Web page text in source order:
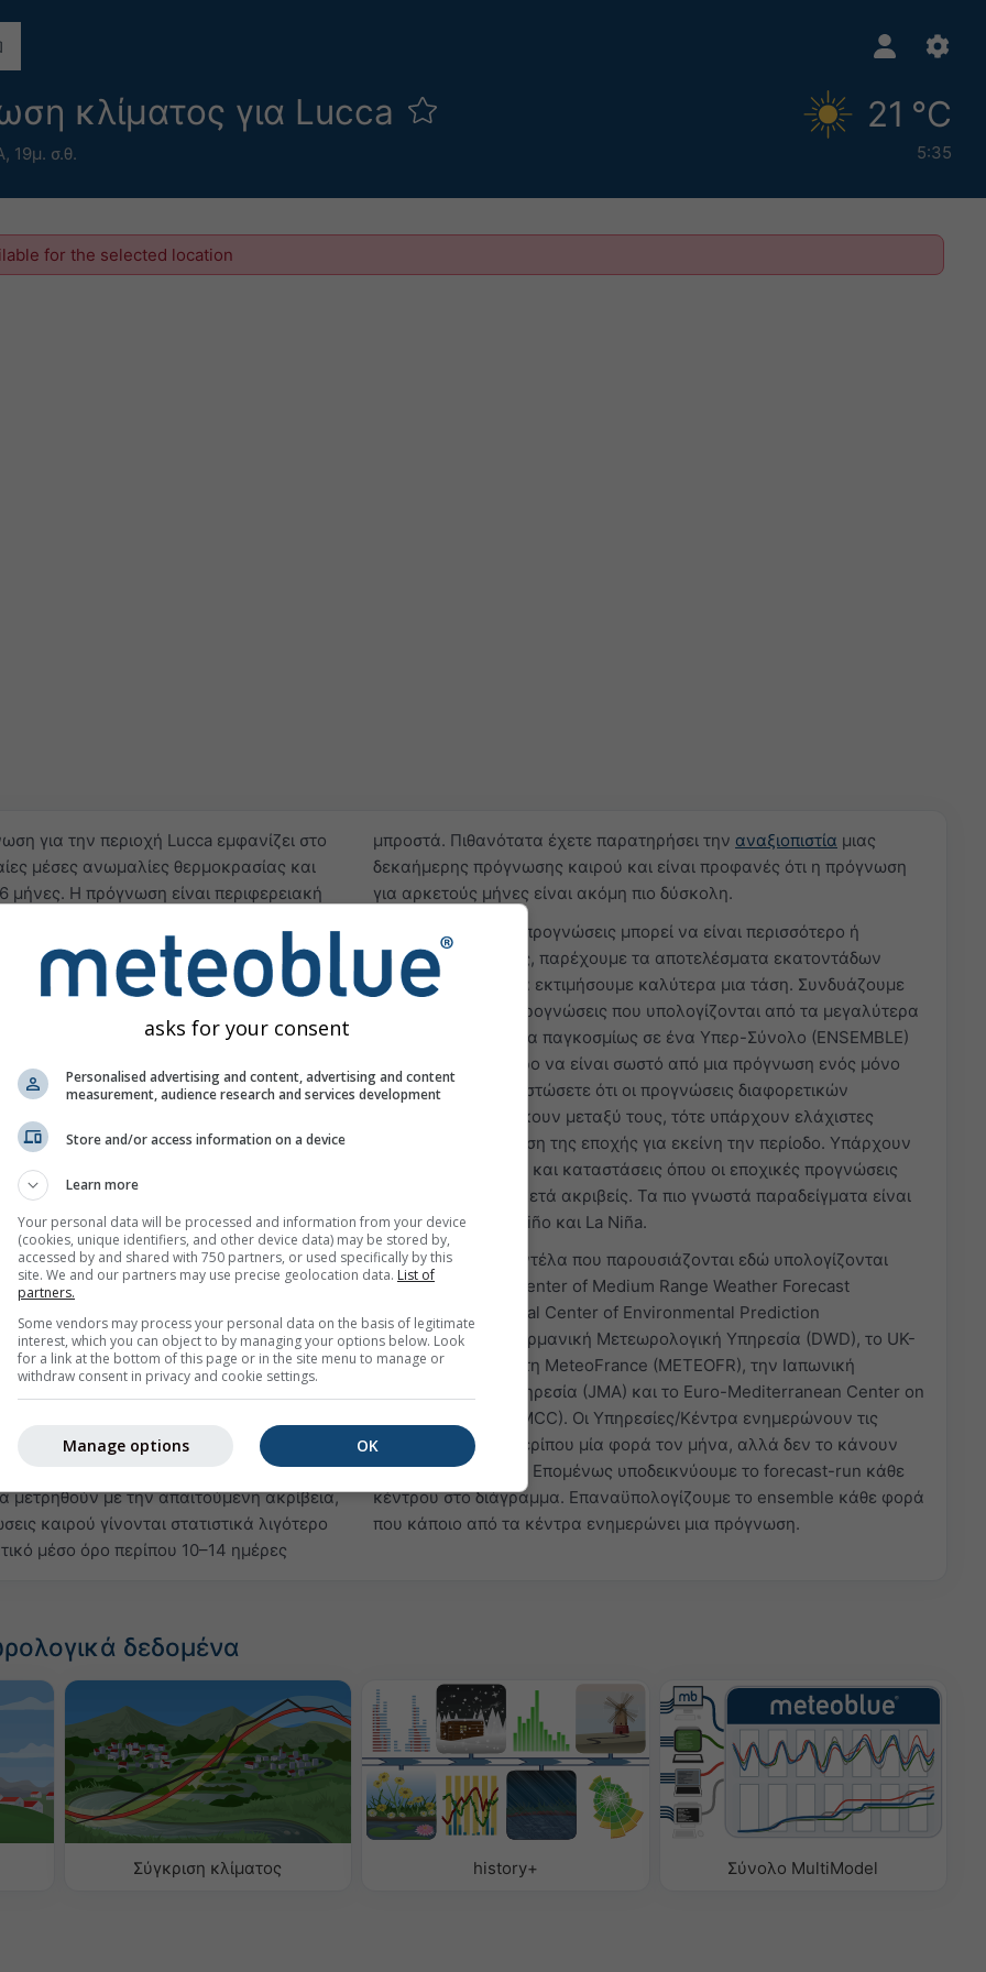
κλίματος για Lucca
19μ. σ.θ.
21 °C
5:35
for the selected location
για την περιοχή Lucca εμφανίζει στο
μέσες ανωμαλίες θερμοκρασίας και
μήνες. Η πρόγνωση είναι περιφερειακή
ή μεγαλύτερες.
κλιματικά χαρακτηριστικά, όπως
έναν ολόκληρο μήνα. Οι ανωμαλίες
μέση τιμή. Έτσι, μια αρνητική
υετού υποδηλώνει ψυχρότερες και
συνθήκες. Οι κλιματολογικές
συμπεράσματα για τον
έναν μήνα με θετική ανωμαλία
κάθε ώρα αυτού του μήνα να είναι
ρεαλιστικό σενάριο είναι ότι
θερμότερες από τον μέσο όρο,
Το σημαντικότερο είναι ότι μπορεί
που είναι ψυχρότερες ή ακόμη και
τον μέσο όρο, επομένως η θετική
περίπτωση εγγύηση, π.χ. ότι δεν θα
για μια συγκεκριμένη ημέρα δεν είναι
λιγότερο αξιόπιστη από έναν
ότι ο καθημερινός καιρός
που επηρεάζονται από
και οι παράγοντες που τα
με την απαιτούμενη ακρίβεια,
καιρού γίνονται στατιστικά λιγότερο
μέσο όρο περίπου 10–14 ημέρες
μπροστά. Πιθανότατα έχετε παρατηρήσει την αναξιοπιστία μιας
δεκαήμερης πρόγνωσης καιρού και είναι προφανές ότι η πρόγνωση
για αρκετούς μήνες είναι ακόμη πιο δύσκολη.
Επειδή οι εποχικές προγνώσεις μπορεί να είναι περισσότερο ή
λιγότερο αξιόπιστες, παρέχουμε τα αποτελέσματα εκατοντάδων
προγνώσεων για να εκτιμήσουμε καλύτερα μια τάση. Συνδυάζουμε
όλες τις εποχικές προγνώσεις που υπολογίζονται από τα μεγαλύτερα
Κέντρα και Ιδρύματα παγκοσμίως σε ένα Υπερ-Σύνολο (ENSEMBLE)
που είναι πιθανότερο να είναι σωστό από μια πρόγνωση ενός μόνο
Ιδρύματος. Αν διαπιστώσετε ότι οι προγνώσεις διαφορετικών
μοντέλων αντιφάσκουν μεταξύ τους, τότε υπάρχουν ελάχιστες
ελπίδες για πρόγνωση της εποχής για εκείνη την περίοδο. Υπάρχουν
ορισμένες περιοχές και καταστάσεις όπου οι εποχικές προγνώσεις
μπορεί να είναι αρκετά ακριβείς. Τα πιο γνωστά παραδείγματα είναι
οι καταστάσεις El Niño και La Niña.
Τα διαφορετικά μοντέλα που παρουσιάζονται εδώ υπολογίζονται
από: το European Center of Medium Range Weather Forecast
(ECMWF), το National Center of Environmental Prediction
(NCEP/NOAA), τη Γερμανική Μετεωρολογική Υπηρεσία (DWD), το UK-
MetOffice (UKMO), τη MeteoFrance (METEOFR), την Ιαπωνική
Μετεωρολογική Υπηρεσία (JMA) και το Euro-Mediterranean Center on
Climate Change (CMCC). Οι Υπηρεσίες/Κέντρα ενημερώνουν τις
προγνώσεις τους περίπου μία φορά τον μήνα, αλλά δεν το κάνουν
όλα την ίδια στιγμή. Επομένως υποδεικνύουμε το forecast-run κάθε
κέντρου στο διάγραμμα. Επαναϋπολογίζουμε το ensemble κάθε φορά
που κάποιο από τα κέντρα ενημερώνει μια πρόγνωση.
δεδομένα
Σύγκριση κλίματος history+ Σύνολο MultiModel
asks for your consent
Personalised advertising and content, advertising and content
measurement, audience research and services development
Store and/or access information on a device
Learn more
Your personal data will be processed and information from your device
(cookies, unique identifiers, and other device data) may be stored by,
accessed by and shared with 750 partners, or used specifically by this
site. We and our partners may use precise geolocation data. List of
partners.
Some vendors may process your personal data on the basis of legitimate
interest, which you can object to by managing your options below. Look
for a link at the bottom of this page or in the site menu to manage or
withdraw consent in privacy and cookie settings.
OK
Manage options